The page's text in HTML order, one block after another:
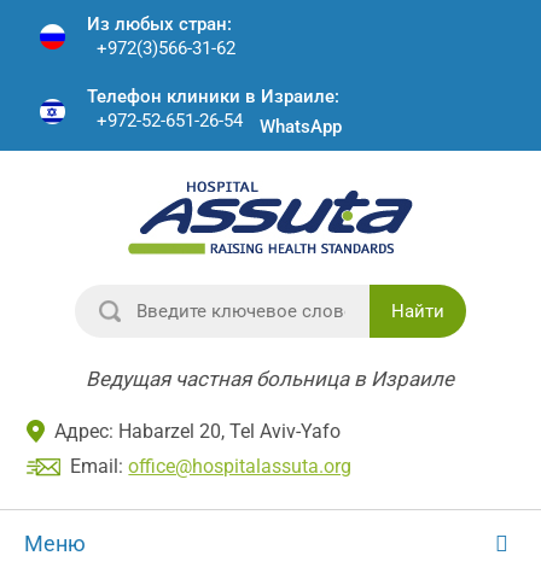
Из любых стран:
+972(3)566-31-62
Телефон клиники в Израиле:
+972-52-651-26-54
WhatsApp
Найти
Ведущая частная больница в Израиле
Адрес: Habarzel 20, Tel Aviv-Yafo
Email: office@hospitalassuta.org
Меню